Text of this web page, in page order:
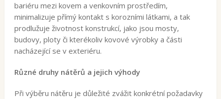
bariéru mezi kovem a venkovním prostředím,
minimalizuje přímý kontakt s korozními látkami, a tak
prodlužuje životnost konstrukcí, jako jsou mosty,
budovy, ploty či kterékoliv kovové výrobky a části
nacházející se v exteriéru.
Různé druhy nátěrů a jejich výhody
Při výběru nátěru je důležité zvážit konkrétní požadavky